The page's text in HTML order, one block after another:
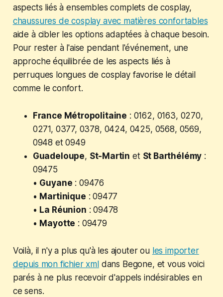
aspects liés à ensembles complets de cosplay,
chaussures de cosplay avec matières confortables
aide à cibler les options adaptées à chaque besoin.
Pour rester à l'aise pendant l'événement, une
approche équilibrée de les aspects liés à
perruques longues de cosplay favorise le détail
comme le confort.
France Métropolitaine : 0162, 0163, 0270,
0271, 0377, 0378, 0424, 0425, 0568, 0569,
0948 et 0949
Guadeloupe, St-Martin et St Barthélémy :
09475
• Guyane : 09476
• Martinique : 09477
• La Réunion : 09478
• Mayotte : 09479
Voilà, il n'y a plus qu'à les ajouter ou les importer
depuis mon fichier xml dans Begone, et vous voici
parés à ne plus recevoir d'appels indésirables en
ce sens.